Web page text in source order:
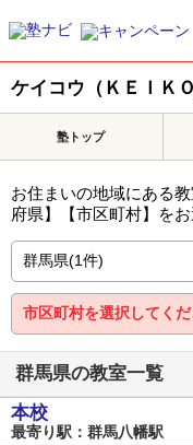
ケイコウ（ＫＥＩＫ
塾トップ
お住まいの地域にある
府県】【市区町村】を
群馬県の教室一覧
本校
最寄り駅：群馬八幡駅